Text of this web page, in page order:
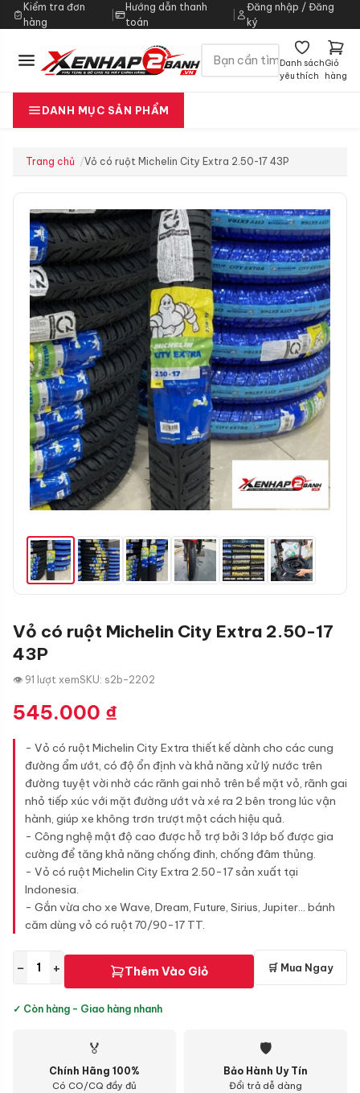
Kiểm tra đơn
hàng
|
Hướng dẫn thanh
toán
Đăng nhập / Đăng
ký
Danh sách
yêu thích
Giỏ
hàng
DANH MỤC SẢN PHẨM
Trang chủ Vỏ có ruột Michelin City Extra 2.50-17 43P
Vỏ có ruột Michelin City Extra 2.50-17
43P
👁 91 lượt xemSKU: s2b-2202
545.000 ₫
- Vỏ có ruột Michelin City Extra thiết kế dành cho các cung
đường ẩm ướt, có độ ổn định và khả năng xử lý nước trên
đường tuyệt vời nhờ các rãnh gai nhỏ trên bề mặt vỏ, rãnh gai
nhỏ tiếp xúc với mặt đường ướt và xé ra 2 bên trong lúc vận
hành, giúp xe không trơn trượt một cách hiệu quả.
- Công nghệ mật độ cao được hỗ trợ bởi 3 lớp bố được gia
cường để tăng khả năng chống đinh, chống đâm thủng.
- Vỏ có ruột Michelin City Extra 2.50-17 sản xuất tại
Indonesia.
- Gắn vừa cho xe Wave, Dream, Future, Sirius, Jupiter... bánh
căm dùng vỏ có ruột 70/90-17 TT.
− + Thêm Vào Giỏ 🛒 Mua Ngay
✓ Còn hàng - Giao hàng nhanh
🏅
Chính Hãng 100%
Có CO/CQ đầy đủ
🛡
Bảo Hành Uy Tín
Đổi trả dễ dàng